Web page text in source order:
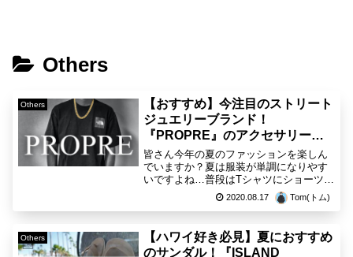
Others
Others
【おすすめ】今注目のストリート
ジュエリーブランド！
『PROPRE』のアクセサリーの
ご紹介！
皆さん今年の夏のファッションを楽しん
でいますか？夏は服装が単調になりやす
いですよね…普段はTシャツにショーツを
合わせる事が多いのですが、何かアクセ
ントが欲しいなーとずっと思っていまし
ランド『PROPRE(...
2020.08.17 Tom(トム)
Others
【ハワイ好き必見】夏におすすめ
のサンダル！『ISLAND